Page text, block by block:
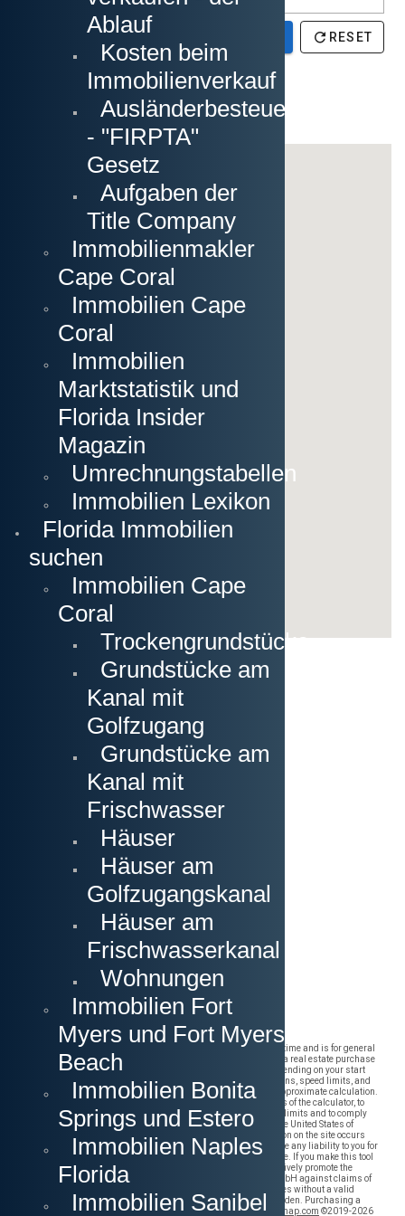
Ablauf
Kosten beim
Immobilienverkauf
Ausländerbesteuerung
- "FIRPTA"
Gesetz
Aufgaben der
Title Company
Immobilienmakler
Cape Coral
Immobilien Cape
Coral
Immobilien
Marktstatistik und
Florida Insider
Magazin
Umrechnungstabellen
Immobilien Lexikon
Florida Immobilien
suchen
Immobilien Cape
Coral
Trockengrundstücke
Grundstücke am
Kanal mit
Golfzugang
Grundstücke am
Kanal mit
Frischwasser
Häuser
Häuser am
Golfzugangskanal
Häuser am
Frischwasserkanal
Wohnungen
Immobilien Fort
Myers und Fort Myers
Beach
Immobilien Bonita
Springs und Estero
Immobilien Naples
Florida
Immobilien Sanibel